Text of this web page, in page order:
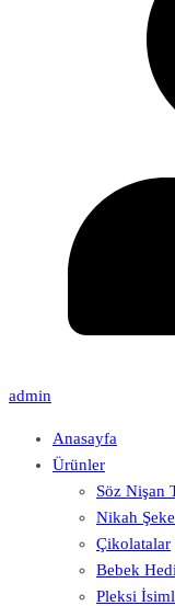
admin
Anasayfa
Ürünler
Söz Nişan
Nikah
Çikolatalar
Bebek
Pleksi